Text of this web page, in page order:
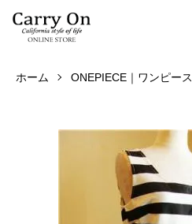
ホーム ONEPIECE｜ワンピース